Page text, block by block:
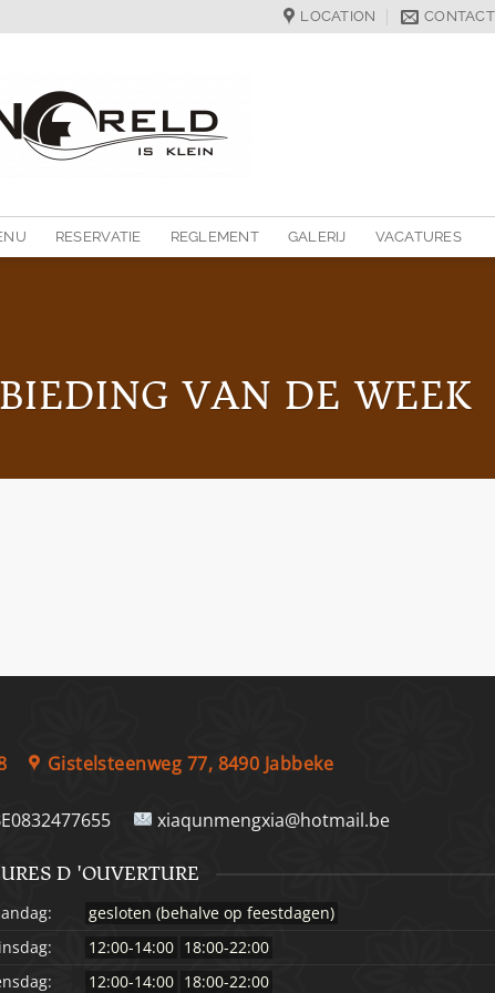
LOCATION CONTACT
RESERVATIE REGLEMENT GALERIJ VACATURES
VAN DE WEEK
Gistelsteenweg 77, 8490 Jabbeke
xiaqunmengxia@hotmail.be
D 'OUVERTURE
gesloten (behalve op feestdagen)
12:00-14:00 18:00-22:00
12:00-14:00 18:00-22:00